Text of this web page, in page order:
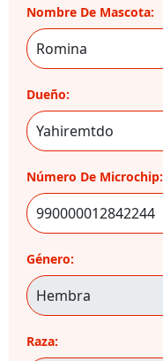
Nombre De Mascota:
Dueño:
Número De Microchip:
Género:
Raza: